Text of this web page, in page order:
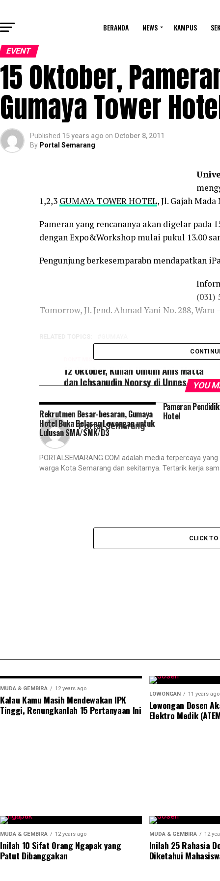
BERANDA NEWS KAMPUS
EVENT
15 Oktober,
Gumaya Tower
Published 15 years ago on October 8, 2011
By Portal Semarang
1,2,3 GUMAYA TOWER HOTEL, Jl. Gajah
Pameran yang rencananya akan digelar pada
dengan Expo&Workshop mulai pukul 13.00
Pengunjung berkesemparabn mendapatkan
(031)
Tomorrow, Jl. Jend. Ahmad Yani No. 288,
DON'T MISS
12 Oktober, Kuliah Umum Anis Matta
dan Ichsanudin Noorsy di Unnes
Portal Semarang
PORTALSEMARANG.COM adalah media terpercaya
warga Kota Semarang dan sekitarnya. Tertarik kerja
YOU
Rekrutmen Besar-besaran, Gumaya
Hotel Buka Belasan Lowongan untuk
Lulusan SMA/SMK/D3
Pameran
Hotel
CLICK
MUDA & GEMBIRA 12 years ago
Kalau Kamu Masih Mendewakan IPK
Tinggi, Renungkanlah 15 Pertanyaan Ini
LOWONGAN 11 years ago
Lowongan Dosen
Elektro Medik
MUDA & GEMBIRA 12 years ago
Inilah 10 Sifat Orang Ngapak yang
Patut Dibanggakan
MUDA & GEMBIRA 12
Inilah 25 Rahasia
Diketahui